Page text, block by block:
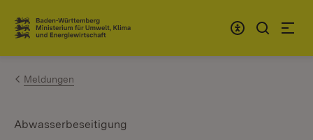
Zum Inhalt springen
Link zur Startseite
Meldungen
Abwasserbeseitigung